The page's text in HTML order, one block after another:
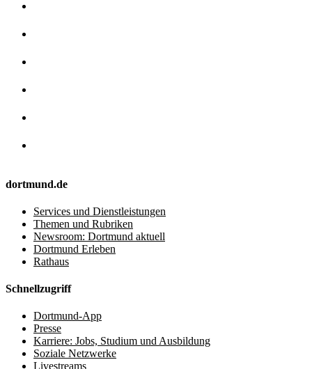
dortmund.de
Services und Dienstleistungen
Themen und Rubriken
Newsroom: Dortmund aktuell
Dortmund Erleben
Rathaus
Schnellzugriff
Dortmund-App
Presse
Karriere: Jobs, Studium und Ausbildung
Soziale Netzwerke
Livestreams